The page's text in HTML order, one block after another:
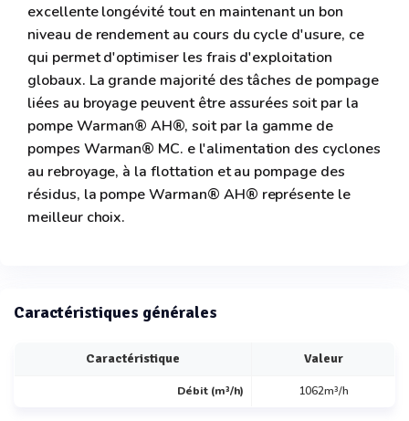
excellente longévité tout en maintenant un bon
niveau de rendement au cours du cycle d'usure, ce
qui permet d'optimiser les frais d'exploitation
globaux. La grande majorité des tâches de pompage
liées au broyage peuvent être assurées soit par la
pompe Warman® AH®, soit par la gamme de
pompes Warman® MC. e l'alimentation des cyclones
au rebroyage, à la flottation et au pompage des
résidus, la pompe Warman® AH® représente le
meilleur choix.
Caractéristiques générales
Caractéristique Valeur
Débit (m³/h) 1062m³/h